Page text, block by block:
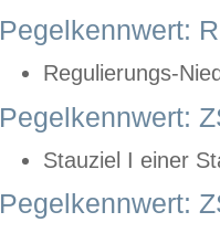
Pegelkennwert:
Regulierungs-
Pegelkennwert:
Stauziel I einer
Pegelkennwert: